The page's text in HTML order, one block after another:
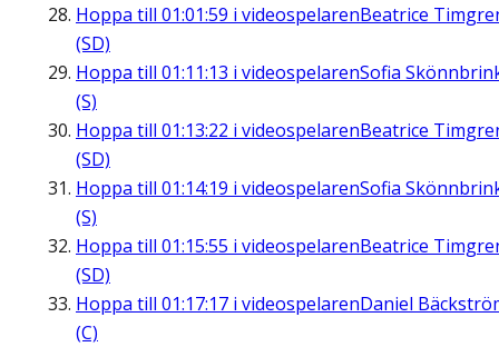
Hoppa till 01:01:59 i videospelarenBeatrice
(SD)
Hoppa till 01:11:13 i videospelarenSofia
(S)
Hoppa till 01:13:22 i videospelarenBeatrice
(SD)
Hoppa till 01:14:19 i videospelarenSofia
(S)
Hoppa till 01:15:55 i videospelarenBeatrice
(SD)
Hoppa till 01:17:17 i videospelarenDaniel
(C)